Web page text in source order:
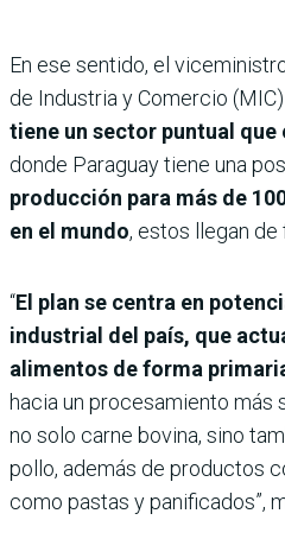
En ese sentido, el
de Industria y Comercio
tiene un sector puntual que
donde Paraguay tiene una
producción para más de
en el mundo, estos llegan de
“El plan se centra en
industrial del país, que
alimentos de forma
hacia un procesamiento más
no solo carne bovina, sino
pollo, además de productos
como pastas y panificados”,